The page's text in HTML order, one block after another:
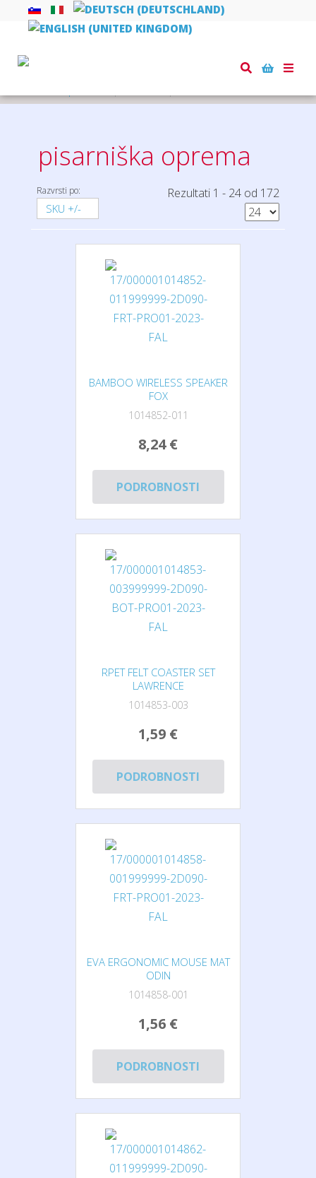
Toggle
pisarniška oprema
Razvrsti po:
SKU +/-
Rezultati 1 - 24 od 172
BAMBOO WIRELESS SPEAKER
FOX
1014852-011
8,24 €
PODROBNOSTI
RPET FELT COASTER SET
LAWRENCE
1014853-003
1,59 €
PODROBNOSTI
EVA ERGONOMIC MOUSE MAT
ODIN
1014858-001
1,56 €
PODROBNOSTI